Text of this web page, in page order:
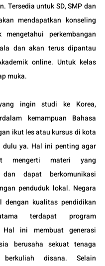
Tersedia untuk SD, SMP dan
mendapatkan konseling
perkembangan
dan akan terus dipantau
online. Untuk kelas
muka.
ingin studi ke Korea,
kemampuan Bahasa
ikut les atau kursus di kota
dulu ya. Hal ini penting agar
mengerti materi yang
dan dapat berkomunikasi
dengan kualitas pendidikan
terdapat program
Hal ini membuat generasi
berusaha sekuat tenaga
disana. Selain